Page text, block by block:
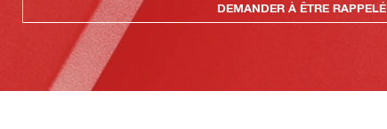
DEMANDER À ÊTRE RAPPELÉ